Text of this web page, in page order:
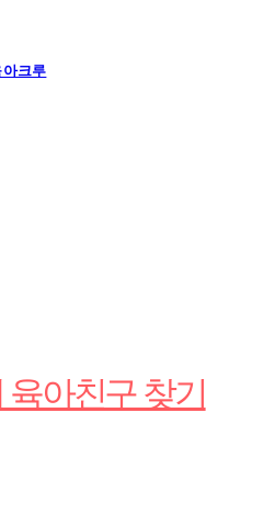
크루
아친구 찾기